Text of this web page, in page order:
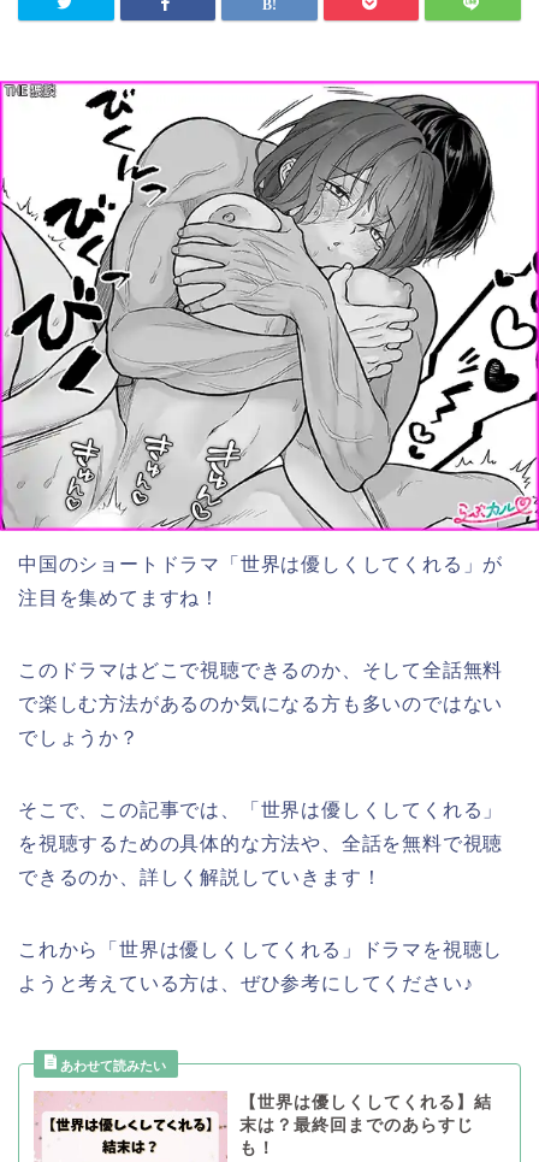
中国のショートドラマ「世界は優しくしてくれる」が
注目を集めてますね！
このドラマはどこで視聴できるのか、そして全話無料
で楽しむ方法があるのか気になる方も多いのではない
でしょうか？
そこで、この記事では、「世界は優しくしてくれる」
を視聴するための具体的な方法や、全話を無料で視聴
できるのか、詳しく解説していきます！
これから「世界は優しくしてくれる」ドラマを視聴し
ようと考えている方は、ぜひ参考にしてください♪
【世界は優しくしてくれる】結
末は？最終回までのあらすじ
も！